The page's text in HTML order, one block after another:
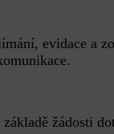
evidace a
žádosti